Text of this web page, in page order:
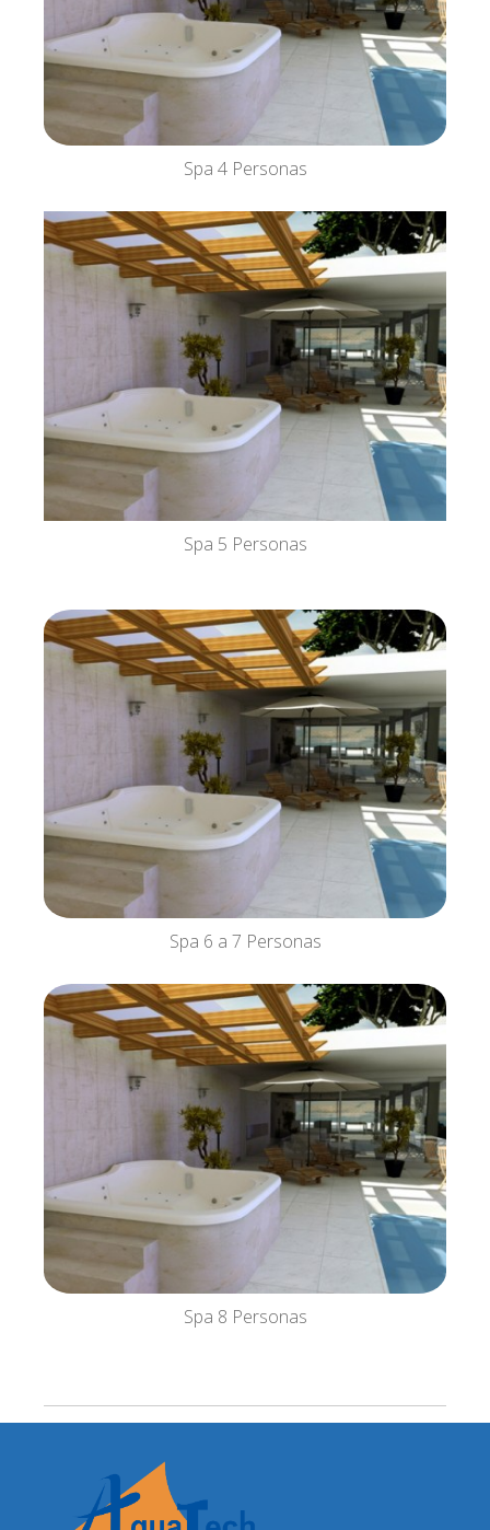
Spa 4 Personas
Spa 5 Personas
Spa 6 a 7 Personas
Spa 8 Personas